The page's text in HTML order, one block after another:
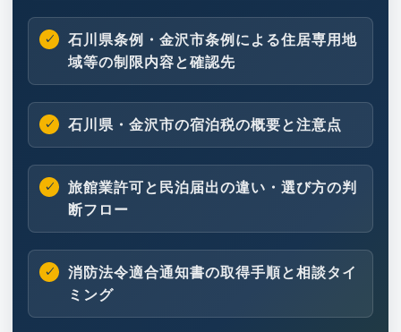
石川県条例・金沢市条例による住居専用地
域等の制限内容と確認先
石川県・金沢市の宿泊税の概要と注意点
旅館業許可と民泊届出の違い・選び方の判
断フロー
消防法令適合通知書の取得手順と相談タイ
ミング